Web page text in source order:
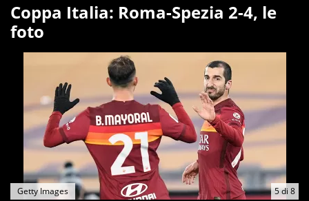
Coppa Italia: Roma-Spezia 2-4, le
foto
5di 8
Getty Images